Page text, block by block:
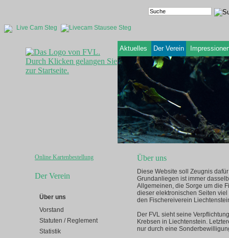
Live Cam Steg
Aktuelles Der Verein
Online Kartenbestellung
Der Verein
Über uns
Vorstand
Statuten / Reglement
Statistik
Über uns
Diese Website soll Zeugnis
Grundanliegen ist immer
Allgemeinen, die Sorge um die
dieser elektronischen Seiten
den Fischereiverein
Der FVL sieht seine
Krebsen in Liechtenstein.
nur durch eine